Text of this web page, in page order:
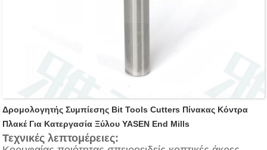
Δρομολογητής Συμπίεσης Bit Tools Cutters Πίνακας Κόντρα
Πλακέ Για Κατεργασία Ξύλου YASEN End Mills
Τεχνικές λεπτομέρειες: